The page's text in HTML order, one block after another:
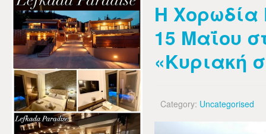
Η Χορωδία
15 Μαΐου
«Κυριακή
Category: Uncategorised